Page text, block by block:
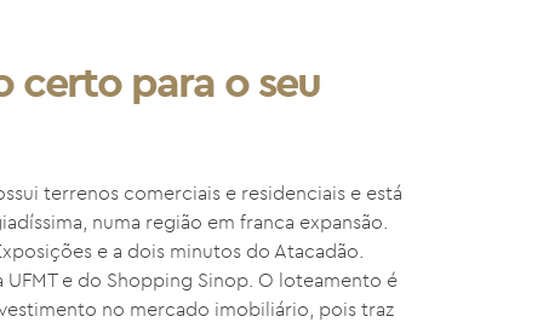
certo para o seu
terrenos comerciais e residenciais e está
numa região em franca expansão.
e a dois minutos do Atacadão.
UFMT e do Shopping Sinop. O loteamento é
no mercado imobiliário, pois traz